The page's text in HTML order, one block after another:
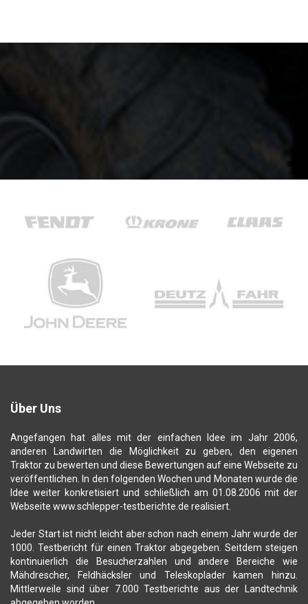
Über Uns
Angefangen hat alles mit der einfachen Idee im Jahr 2006,
anderen Landwirten die Möglichkeit zu geben, den eigenen
Traktor zu bewerten und diese Bewertungen auf eine Webseite zu
veröffentlichen. In den folgenden Wochen und Monaten wurde die
Idee weiter konkretisiert und schließlich am 01.08.2006 mit der
Webseite www.schlepper-testberichte.de realisiert.
Jeder Start ist nicht leicht aber schon nach einem Jahr wurde der
1000. Testbericht für einen Traktor abgegeben. Seitdem steigen
kontinuierlich die Besucherzahlen und andere Bereiche wie
Mähdrescher, Feldhäcksler und Teleskoplader kamen hinzu.
Mittlerweile sind über 7.000 Testberichte aus der Landtechnik